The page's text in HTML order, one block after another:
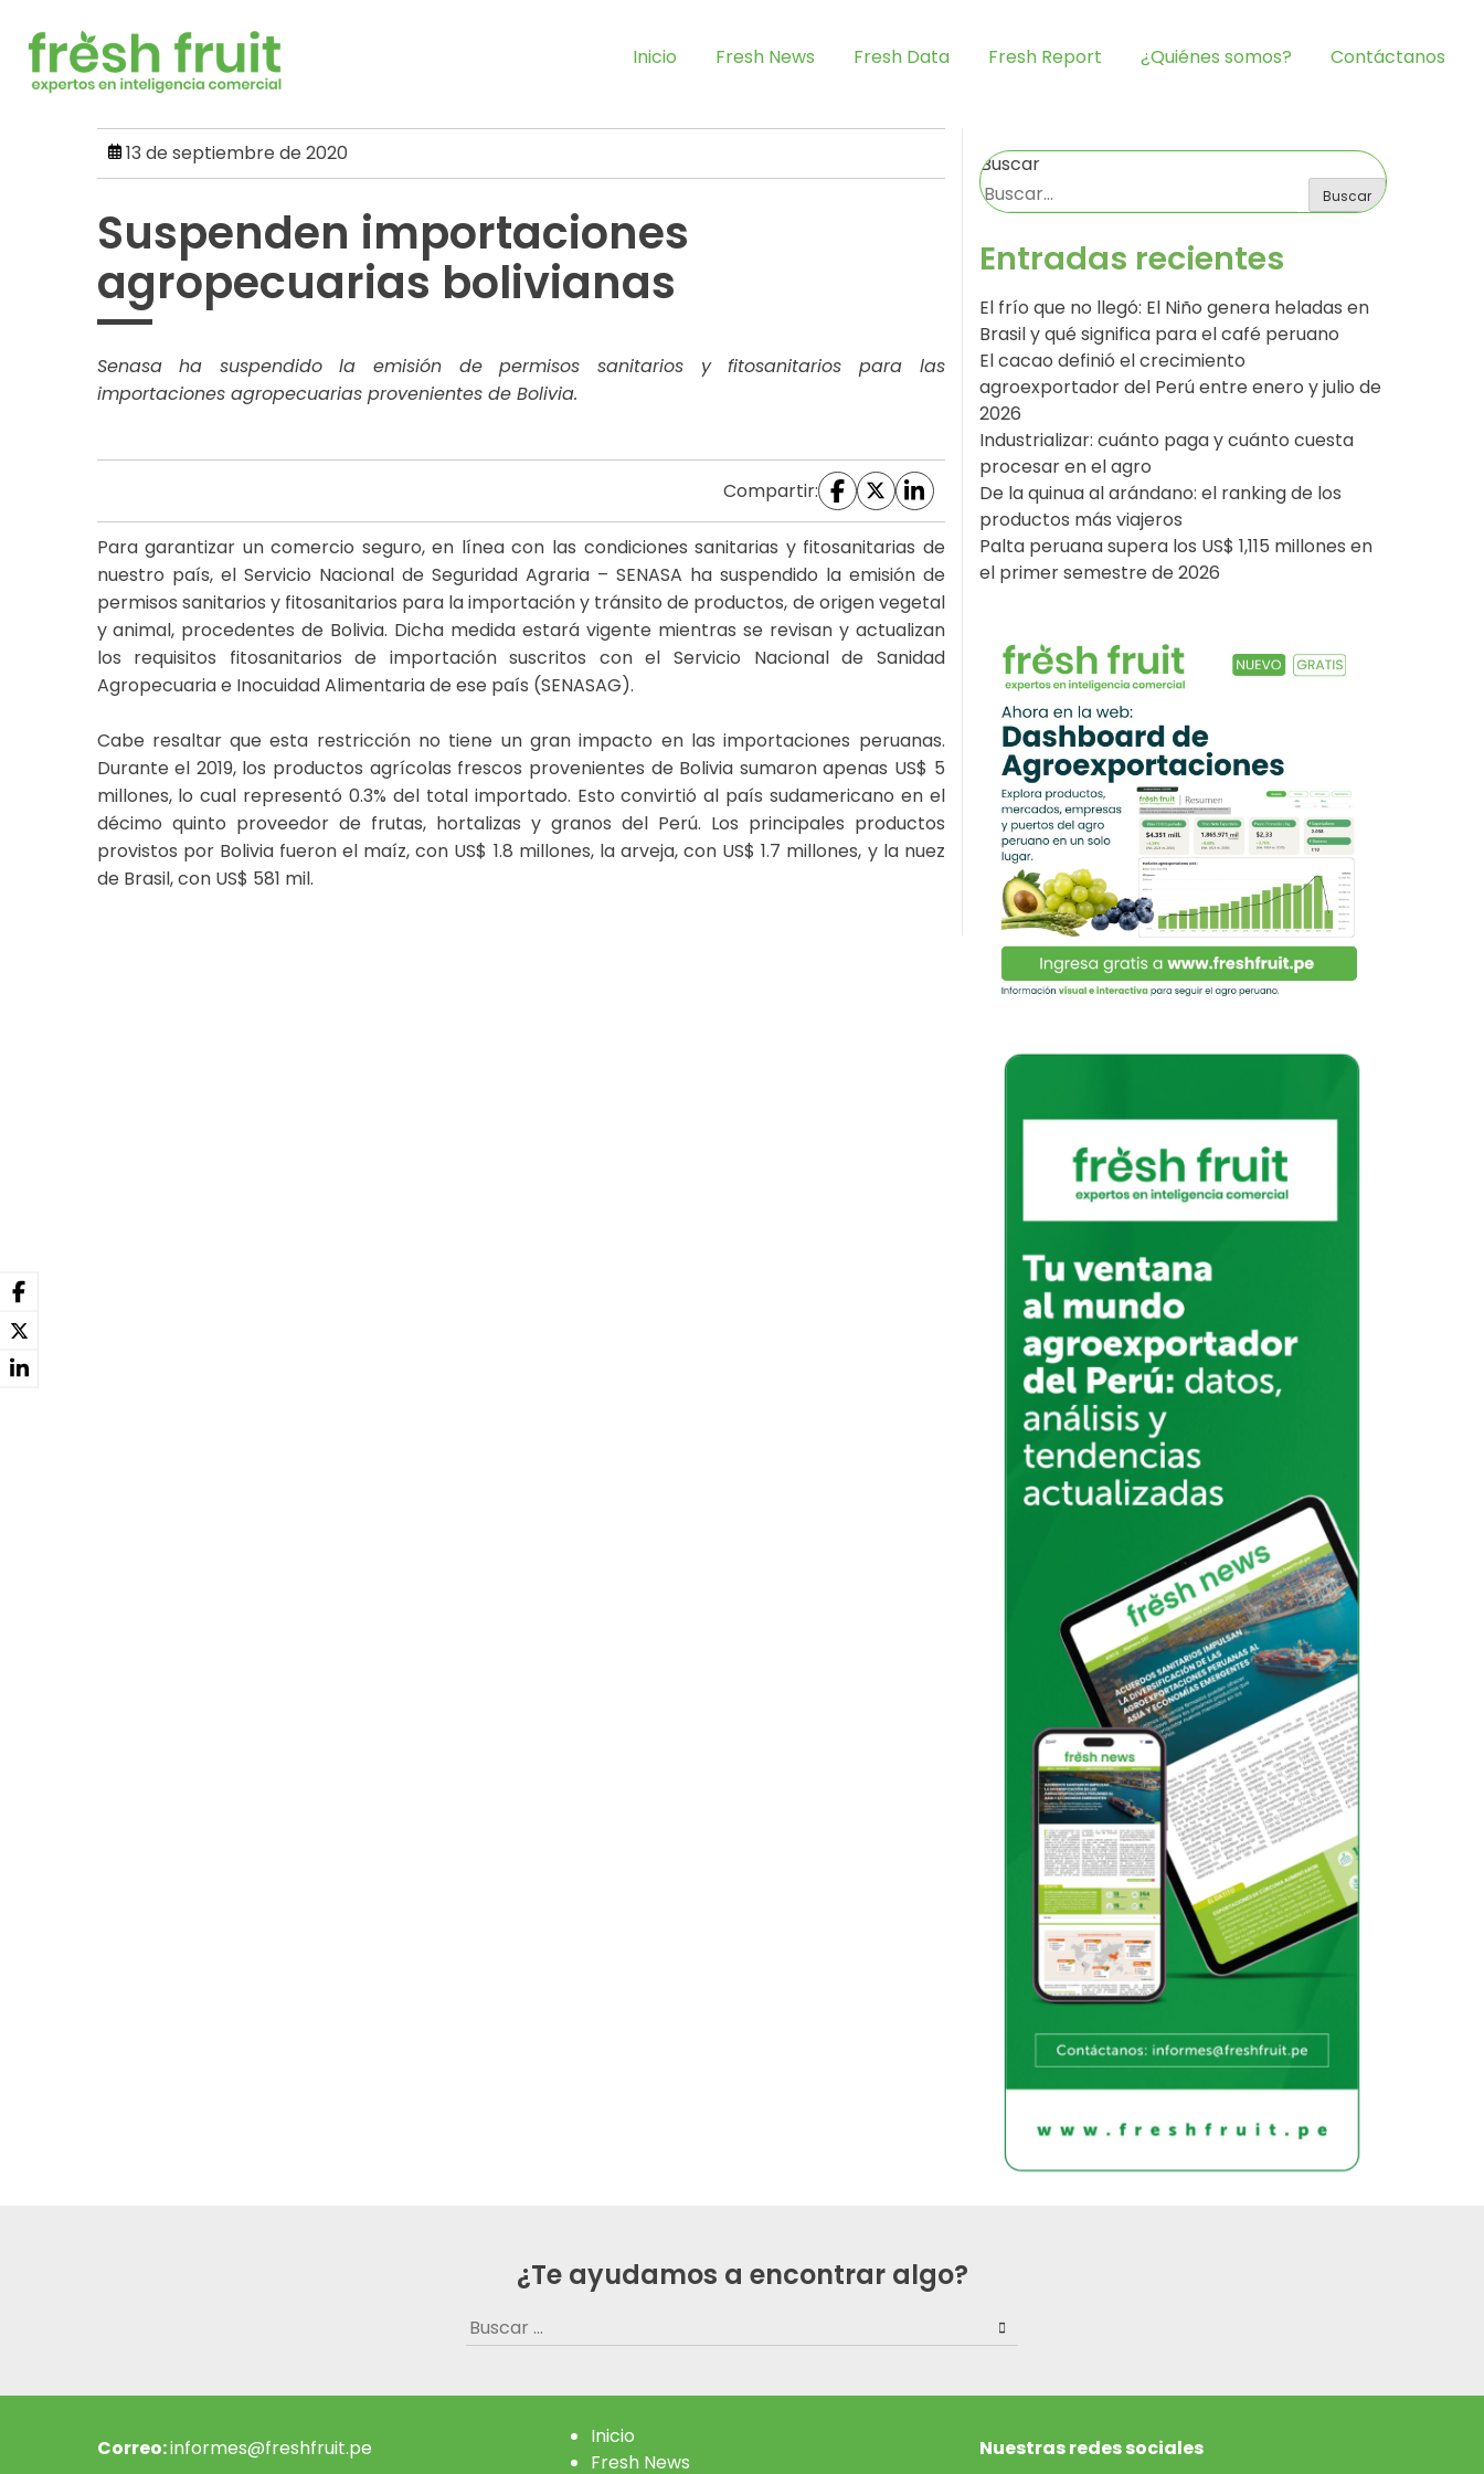
content
Inicio Fresh News Fresh Data Fresh Report ¿Quiénes somos? Contáctanos
13 de septiembre de 2020
Suspenden importaciones
agropecuarias bolivianas
Senasa ha suspendido la emisión de permisos sanitarios y fitosanitarios para las
importaciones agropecuarias provenientes de Bolivia.
Compartir:
Para garantizar un comercio seguro, en línea con las condiciones sanitarias y fitosanitarias de
nuestro país, el Servicio Nacional de Seguridad Agraria – SENASA ha suspendido la emisión de
permisos sanitarios y fitosanitarios para la importación y tránsito de productos, de origen vegetal
y animal, procedentes de Bolivia. Dicha medida estará vigente mientras se revisan y actualizan
los requisitos fitosanitarios de importación suscritos con el Servicio Nacional de Sanidad
Agropecuaria e Inocuidad Alimentaria de ese país (SENASAG).
Cabe resaltar que esta restricción no tiene un gran impacto en las importaciones peruanas.
Durante el 2019, los productos agrícolas frescos provenientes de Bolivia sumaron apenas US$ 5
millones, lo cual representó 0.3% del total importado. Esto convirtió al país sudamericano en el
décimo quinto proveedor de frutas, hortalizas y granos del Perú. Los principales productos
provistos por Bolivia fueron el maíz, con US$ 1.8 millones, la arveja, con US$ 1.7 millones, y la nuez
de Brasil, con US$ 581 mil.
Buscar
Buscar
Entradas recientes
El frío que no llegó: El Niño genera heladas en
Brasil y qué significa para el café peruano
El cacao definió el crecimiento
agroexportador del Perú entre enero y julio de
2026
Industrializar: cuánto paga y cuánto cuesta
procesar en el agro
De la quinua al arándano: el ranking de los
productos más viajeros
Palta peruana supera los US$ 1,115 millones en
el primer semestre de 2026
¿Te ayudamos a encontrar algo?
Buscar:
Correo:informes@freshfruit.pe
Inicio
Fresh News
Nuestras redes sociales